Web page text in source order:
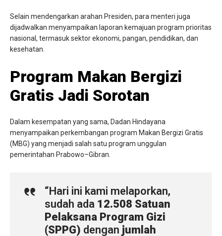
Selain mendengarkan arahan Presiden, para menteri juga
dijadwalkan menyampaikan laporan kemajuan program prioritas
nasional, termasuk sektor ekonomi, pangan, pendidikan, dan
kesehatan.
Program Makan Bergizi
Gratis Jadi Sorotan
Dalam kesempatan yang sama, Dadan Hindayana
menyampaikan perkembangan program Makan Bergizi Gratis
(MBG) yang menjadi salah satu program unggulan
pemerintahan Prabowo–Gibran.
“Hari ini kami melaporkan,
sudah ada 12.508 Satuan
Pelaksana Program Gizi
(SPPG) dengan jumlah